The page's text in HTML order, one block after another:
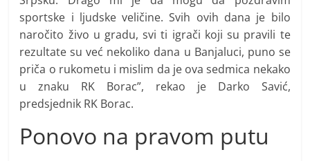
sportske i ljudske veličine. Svih ovih dana je bilo
naročito živo u gradu, svi ti igrači koji su pravili te
rezultate su već nekoliko dana u Banjaluci, puno se
priča o rukometu i mislim da je ova sedmica nekako
u znaku RK Borac”, rekao je Darko Savić,
predsjednik RK Borac.
Ponovo na pravom putu